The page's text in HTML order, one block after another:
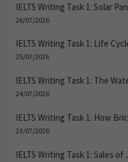
IELTS Writing Task 1: Solar
26/07/2026
IELTS Writing Task 1: Life
25/07/2026
IELTS Writing Task 1: The
24/07/2026
IELTS Writing Task 1: How
23/07/2026
IELTS Writing Task 1: Sales